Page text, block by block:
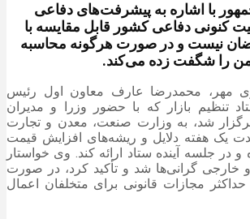
با اشاره به پیشرفت‌های دفاعی
کنونی دفاعی کشور قابل مقایسه با
نیست و در صورت هرگونه محاسبه
را شگفت زده می‌کند.
مهر، محمدرضا عارف معاون اول رئیس
تنظیم بازار که با حضور وزرا و مدیران
شد، به وزارت صنعت، معدن و تجارت
یک هفته دلایل و ریشه‌های افزایش قیمت
و در جلسه آینده ستاد ارائه کند. وی خواستار
خارجی گرانی‌ها شد و تأکید کرد، در صورت
مجازات قانونی برای متخلفان اعمال